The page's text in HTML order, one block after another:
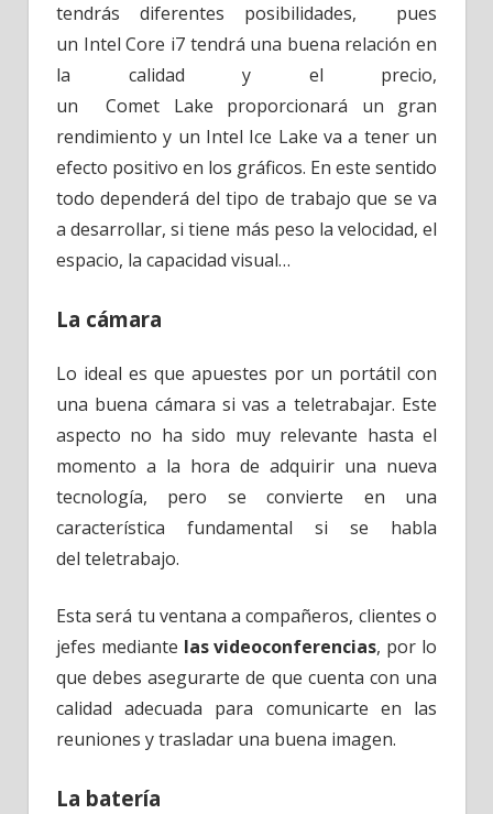
tendrás diferentes posibilidades, pues
un Intel Core i7 tendrá una buena relación en
la calidad y el precio,
un Comet Lake proporcionará un gran
rendimiento y un Intel Ice Lake va a tener un
efecto positivo en los gráficos. En este sentido
todo dependerá del tipo de trabajo que se va
a desarrollar, si tiene más peso la velocidad, el
espacio, la capacidad visual…
La cámara
Lo ideal es que apuestes por un portátil con
una buena cámara si vas a teletrabajar. Este
aspecto no ha sido muy relevante hasta el
momento a la hora de adquirir una nueva
tecnología, pero se convierte en una
característica fundamental si se habla
del teletrabajo.
Esta será tu ventana a compañeros, clientes o
jefes mediante las videoconferencias, por lo
que debes asegurarte de que cuenta con una
calidad adecuada para comunicarte en las
reuniones y trasladar una buena imagen.
La batería